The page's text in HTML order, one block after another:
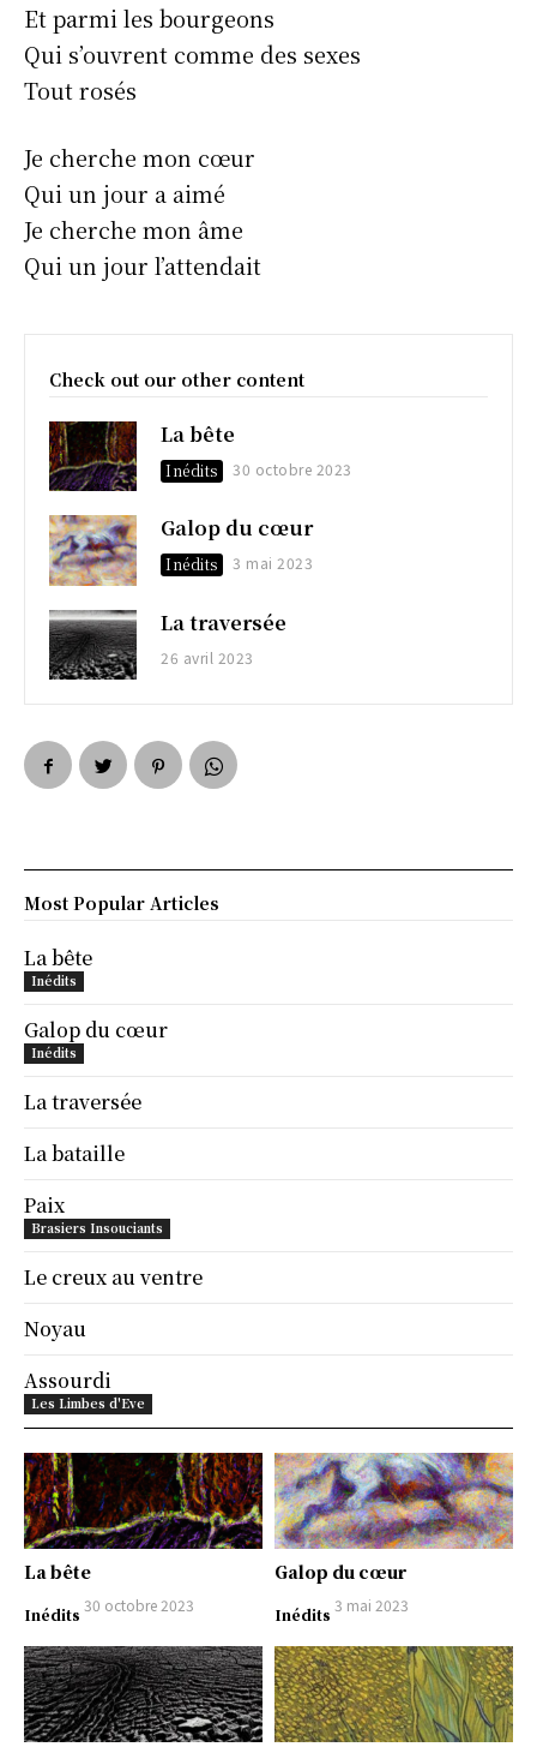
Et parmi les bourgeons
Qui s’ouvrent comme des sexes
Tout rosés
Je cherche mon cœur
Qui un jour a aimé
Je cherche mon âme
Qui un jour l’attendait
Check out our other content
La bête
Inédits 30 octobre 2023
Galop du cœur
Inédits 3 mai 2023
La traversée
26 avril 2023
La bête
Inédits 30 octobre 2023
Galop du cœur
Inédits 3 mai 2023
Most Popular Articles
La bête
Inédits
Galop du cœur
Inédits
La traversée
La bataille
Paix
Brasiers Insouciants
Le creux au ventre
Noyau
Assourdi
Les Limbes d'Eve